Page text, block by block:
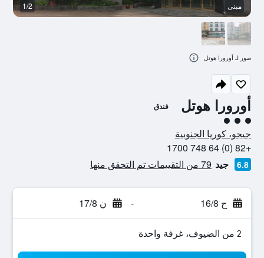
أورورا هوتل فندق
تقييم فئة 3
جيجو، كوريا الجنوبية
+82 (0) 64 748 1700
6.8 جيد 79 من التقييمات تم التحقق منها
ح 16/8 - ن 17/8
2 من الضيوف، غرفة واحدة
مبنى 1/2
صور لـ أورورا هوتل